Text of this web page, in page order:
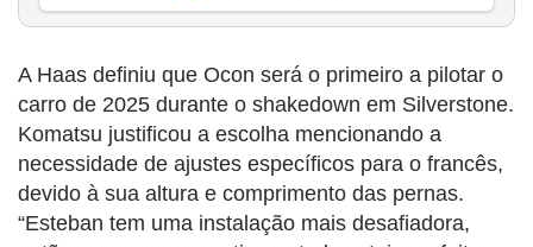
A Haas definiu que Ocon será o primeiro a pilotar o
carro de 2025 durante o shakedown em Silverstone.
Komatsu justificou a escolha mencionando a
necessidade de ajustes específicos para o francês,
devido à sua altura e comprimento das pernas.
“Esteban tem uma instalação mais desafiadora,